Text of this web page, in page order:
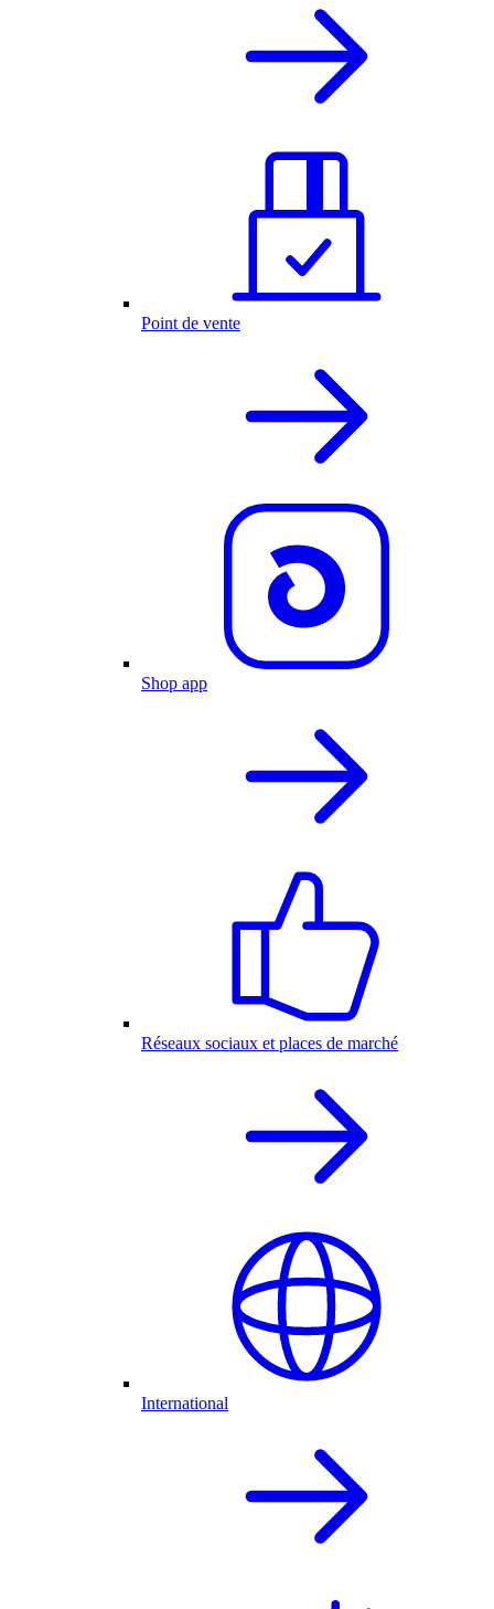
Point de vente
Shop app
Réseaux sociaux et places de marché
International